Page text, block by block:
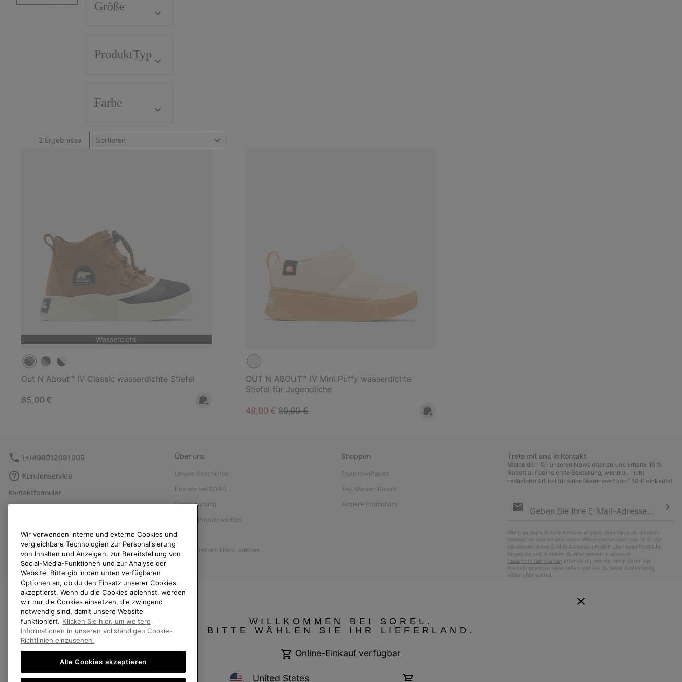
Größe
ProduktTyp
Farbe
2 Ergebnisse Sortieren
Wasserdicht
Out N About™ IV Classic wasserdichte Stiefel
Regular price:
85,00 €
OUT N ABOUT™ IV Mini Puffy wasserdichte
Stiefel für Jugendliche
Sale price:
48,00 €Regular price:
80,00 €
(+)498912081005
Kundenservice
Kontaktformular
Größentabelle
Rücksendungen
Vom Kaufvertrag zurücktreten
Bestellstatus
Versand
Zahlung
Häufig gestellte Fragen
Über uns
Unsere Geschichte
Karriere bei SOREL
Verantwortung
Affiliate Partner werden
Presse
Barrierefreiheit: Nicht konform
Shoppen
StudentenRabatt
Key-Worker-Rabatt
Aktuelle Promotions
Trete mit uns in Kontakt
Melde dich für unseren Newsletter an und erhalte 15 %
Rabatt auf deine erste Bestellung, wenn du nicht
reduzierte Artikel für einen Warenwert von 150 € einkaufst.
Anmeldung
Wenn du deine E-Mail-Adresse angibst, abonnierst du unseren
Newsletter und erhältst einen Willkommensrabatt von 15 %. Wir
verwenden deine E-Mail-Adresse, um dich über neue Produkte,
Angebote und Aktionen zu informieren. In unseren
Datenschutzhinweisen erfährst du, wie wir deine Daten für
Marketingzwecke verarbeiten und wie du deine Zustimmung
widerrufen kannst.
Deutschland
WILLKOMMEN BEI SOREL.
BITTE WÄHLEN SIE IHR LIEFERLAND.
Online-Einkauf verfügbar
United States Online-
Wir verwenden interne und externe Cookies und
vergleichbare Technologien zur Personalisierung
von Inhalten und Anzeigen, zur Bereitstellung von
Social-Media-Funktionen und zur Analyse der
Website. Bitte gib in den unten verfügbaren
Optionen an, ob du den Einsatz unserer Cookies
akzeptierst. Wenn du die Cookies ablehnst, werden
wir nur die Cookies einsetzen, die zwingend
notwendig sind, damit unsere Website
funktioniert. Klicken Sie hier, um weitere
Informationen in unseren vollständigen Cookie-
Richtlinien einzusehen.
Alle Cookies akzeptieren